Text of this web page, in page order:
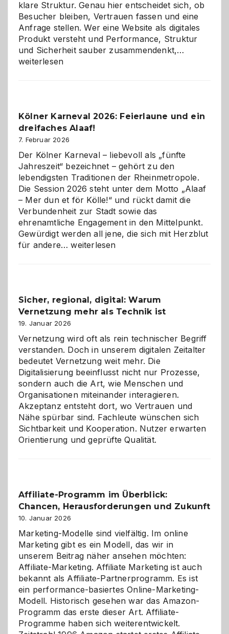
klare Struktur. Genau hier entscheidet sich, ob
Besucher bleiben, Vertrauen fassen und eine
Anfrage stellen. Wer eine Website als digitales
Produkt versteht und Performance, Struktur
und Sicherheit sauber zusammendenkt,…
geworden
weiterlesen
Kölner Karneval 2026: Feierlaune und ein
dreifaches Alaaf!
7. Februar 2026
Der Kölner Karneval – liebevoll als „fünfte
Jahreszeit“ bezeichnet – gehört zu den
lebendigsten Traditionen der Rheinmetropole.
Die Session 2026 steht unter dem Motto „Alaaf
– Mer dun et för Kölle!“ und rückt damit die
Verbundenheit zur Stadt sowie das
ehrenamtliche Engagement in den Mittelpunkt.
Gewürdigt werden all jene, die sich mit Herzblut
für andere…Kölner
ein
dreifaches
Alaaf!
weiterlesen
Sicher, regional, digital: Warum
Vernetzung mehr als Technik ist
19. Januar 2026
Vernetzung wird oft als rein technischer Begriff
verstanden. Doch in unserem digitalen Zeitalter
bedeutet Vernetzung weit mehr. Die
Digitalisierung beeinflusst nicht nur Prozesse,
sondern auch die Art, wie Menschen und
Organisationen miteinander interagieren.
Akzeptanz entsteht dort, wo Vertrauen und
Nähe spürbar sind. Fachleute wünschen sich
Sichtbarkeit und Kooperation. Nutzer erwarten
Orientierung und geprüfte Qualität.
Affiliate-Programm im Überblick:
Chancen, Herausforderungen und Zukunft
10. Januar 2026
Marketing-Modelle sind vielfältig. Im online
Marketing gibt es ein Modell, das wir in
unserem Beitrag näher ansehen möchten:
Affiliate-Marketing. Affiliate Marketing ist auch
bekannt als Affiliate-Partnerprogramm. Es ist
ein performance-basiertes Online-Marketing-
Modell. Historisch gesehen war das Amazon-
Programm das erste dieser Art. Affiliate-
Programme haben sich weiterentwickelt.